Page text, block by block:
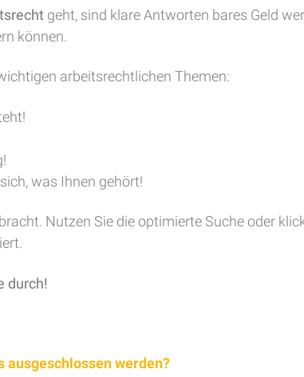
geht, sind klare Antworten bares Geld
können.
arbeitsrechtlichen Themen:
was Ihnen gehört!
Nutzen Sie die optimierte Suche oder
durch!
ausgeschlossen werden?